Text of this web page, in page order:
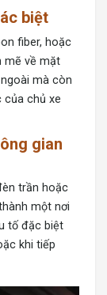
biệt
fiber, hoặc
mẽ về mặt
mà còn
của chủ xe
gian
trần hoặc
một nơi
tố đặc biệt
khi tiếp